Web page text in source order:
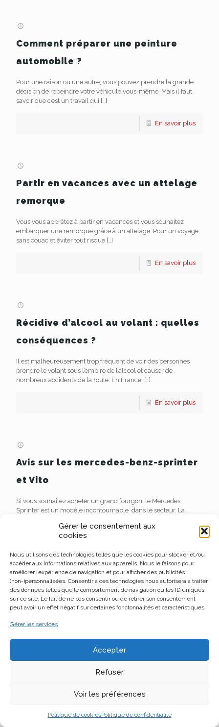
Gérer le consentement aux
cookies
Nous utilisons des technologies telles que les cookies pour stocker et/ou
accéder aux informations relatives aux appareils. Nous le faisons pour
améliorer l’expérience de navigation et pour afficher des publicités
(non-)personnalisées. Consentir à ces technologies nous autorisera à traiter
des données telles que le comportement de navigation ou les ID uniques
sur ce site. Le fait de ne pas consentir ou de retirer son consentement
peut avoir un effet négatif sur certaines fonctonnalités et caractéristiques.
Gérer les services
Accepter
Refuser
Voir les préférences
Politique de cookiesPolitique de confidentialité
Comment préparer une peinture
automobile ?
Pour une raison ou une autre, vous pouvez prendre la grande
décision de repeindre votre véhicule vous-même. Mais il faut
savoir que c’est un travail qui […]
En savoir plus
Partir en vacances avec un attelage
remorque
Vous vous apprêtez à partir en vacances et vous souhaitez
embarquer une remorque grâce à un attelage. Pour un voyage
sans couac et éviter tout risque […]
En savoir plus
Récidive d’alcool au volant : quelles
conséquences ?
Il est malheureusement trop fréquent de voir des personnes
prendre le volant sous l’empire de l’alcool et causer de
nombreux accidents de la route. En France, […]
En savoir plus
Avis sur les mercedes-benz-sprinter
et Vito
Si vous souhaitez acheter un grand fourgon, le Mercedes
Sprinter est un modèle incontournable dans le secteur. La
te